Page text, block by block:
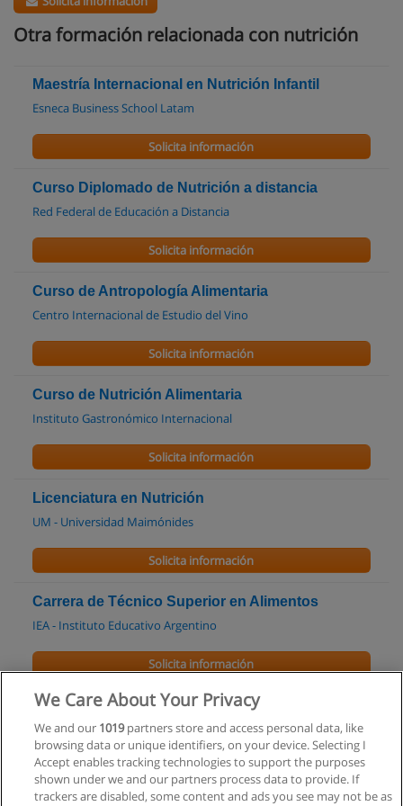
Otra formación relacionada con nutrición
Maestría Internacional en Nutrición Infantil
Esneca Business School Latam
Solicita información
Curso Diplomado de Nutrición a distancia
Red Federal de Educación a Distancia
Solicita información
Curso de Antropología Alimentaria
Centro Internacional de Estudio del Vino
Solicita información
Curso de Nutrición Alimentaria
Instituto Gastronómico Internacional
Solicita información
Licenciatura en Nutrición
UM - Universidad Maimónides
Solicita información
Carrera de Técnico Superior en Alimentos
IEA - Instituto Educativo Argentino
Solicita información
Curso de Acompañamiento Terapéutico.
Tecnicatura Superior
ICEBA
Solicita información
We Care About Your Privacy
We and our 1019partners store and access personal data, like
browsing data or unique identifiers, on your device. Selecting I
Accept enables tracking technologies to support the purposes
shown under we and our partners process data to provide. If
trackers are disabled, some content and ads you see may not be as